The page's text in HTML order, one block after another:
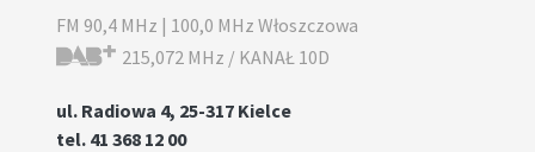
FM 90,4 MHz | 100,0 MHz Włoszczowa
215,072 MHz / KANAŁ 10D
ul. Radiowa 4, 25-317 Kielce
tel. 41 368 12 00